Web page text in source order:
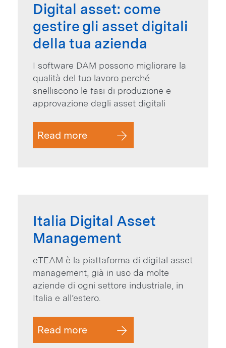
Digital asset: come
gestire gli asset digitali
della tua azienda
I software DAM possono migliorare la
qualità del tuo lavoro perché
snelliscono le fasi di produzione e
approvazione degli asset digitali
Read more
Italia Digital Asset
Management
eTEAM è la piattaforma di digital asset
management, già in uso da molte
aziende di ogni settore industriale, in
Italia e all’estero.
Read more